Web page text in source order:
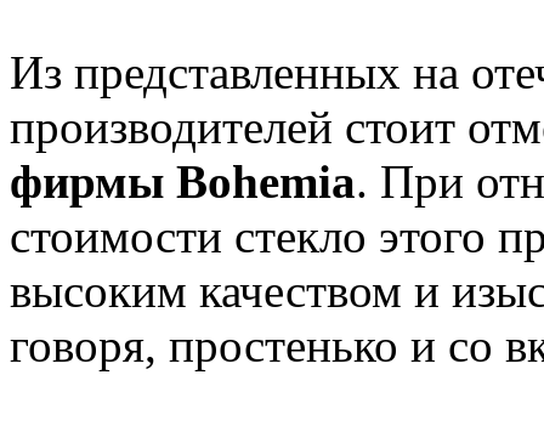
Из представленных на
производителей стоит
фирмы Bohemia. При
стоимости стекло этого
высоким качеством и
говоря, простенько и со